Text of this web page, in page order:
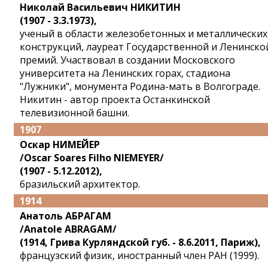
Николай Васильевич НИКИТИН
(1907 - 3.3.1973),
ученый в области железобетонных и металлических
конструкций, лауреат Государственной и
премий. Участвовал в создании Московского
университета на Ленинских горах, стадиона
"Лужники", монумента Родина-мать в Волгограде.
Никитин - автор проекта Останкинской
телевизионной башни.
1907
Оскар НИМЕЙЕР
/Oscar Soares Filho NIEMEYER/
(1907 - 5.12.2012),
бразильский архитектор.
1914
Анатоль АБРАГАМ
/Anatole ABRAGAM/
(1914, Грива Курляндской губ. - 8.6.2011, Париж),
французский физик, иностранный член РАН (1999).